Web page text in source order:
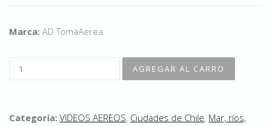
Marca: AD TomaAerea
Categoría: VIDEOS AEREOS, Ciudades de Chile, Mar, ríos,